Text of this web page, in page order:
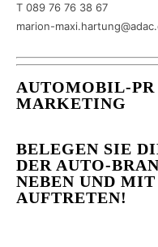
T 089 76 76 38 67
marion-
AUTOMOBIL-
MARKETING
BELEGEN SIE
DER AUTO-
NEBEN UND
AUFTRETEN!